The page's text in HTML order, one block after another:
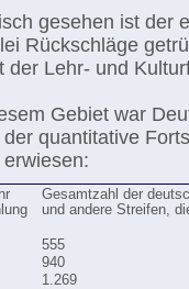
gesehen ist der
Rückschläge
der Lehr- und
Gebiet war
quantitative
Gesamtzahl der
und andere Streifen,
555
940
1.269